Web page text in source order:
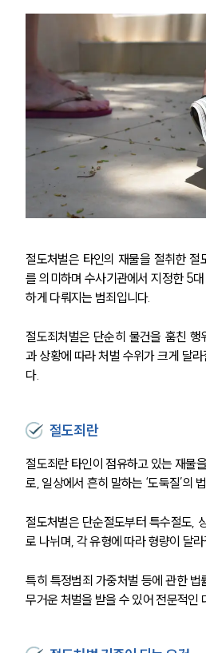
절도처벌은 타인의 재물을 절취한
를 의미하며 수사기관에서 지정한 5
하게 다뤄지는 범죄입니다.
절도죄처벌은 단순히 물건을 훔친 행
과 상황에 따라 처벌 수위가 크게 달
다.
절도죄란
절도죄란 타인이 점유하고 있는 재물
로, 일상에서 흔히 말하는 ‘도둑질’의
절도처벌은 단순절도부터 특수절도,
로 나뉘며, 각 유형에 따라 형량이 달라
특히 특정범죄 가중처벌 등에 관한 법
무거운 처벌을 받을 수 있어 전문적인